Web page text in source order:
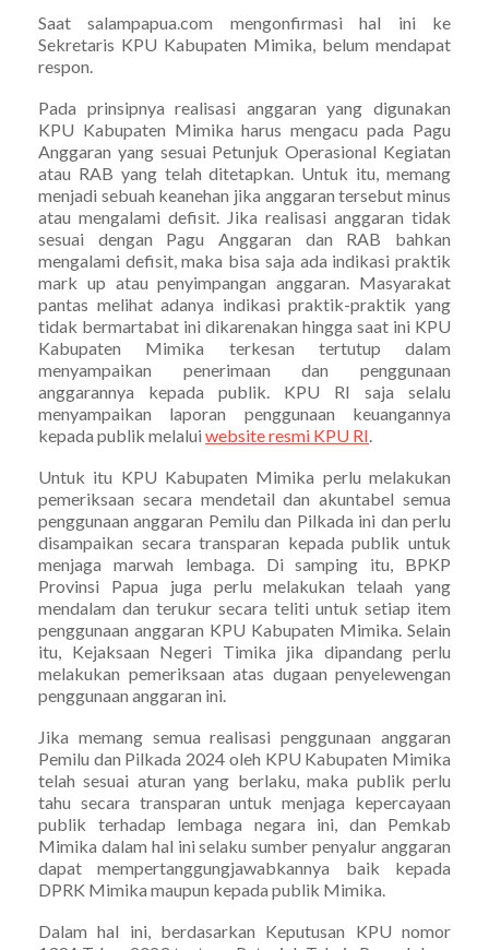
Saat salampapua.com mengonfirmasi hal ini ke
Sekretaris KPU Kabupaten Mimika, belum mendapat
respon.
Pada prinsipnya realisasi anggaran yang digunakan
KPU Kabupaten Mimika harus mengacu pada Pagu
Anggaran yang sesuai Petunjuk Operasional Kegiatan
atau RAB yang telah ditetapkan. Untuk itu, memang
menjadi sebuah keanehan jika anggaran tersebut minus
atau mengalami defisit. Jika realisasi anggaran tidak
sesuai dengan Pagu Anggaran dan RAB bahkan
mengalami defisit, maka bisa saja ada indikasi praktik
mark up atau penyimpangan anggaran. Masyarakat
pantas melihat adanya indikasi praktik-praktik yang
tidak bermartabat ini dikarenakan hingga saat ini KPU
Kabupaten Mimika terkesan tertutup dalam
menyampaikan penerimaan dan penggunaan
anggarannya kepada publik. KPU RI saja selalu
menyampaikan laporan penggunaan keuangannya
kepada publik melalui website resmi KPU RI
Untuk itu KPU Kabupaten Mimika perlu melakukan
pemeriksaan secara mendetail dan akuntabel semua
penggunaan anggaran Pemilu dan Pilkada ini dan perlu
disampaikan secara transparan kepada publik untuk
menjaga marwah lembaga. Di samping itu, BPKP
Provinsi Papua juga perlu melakukan telaah yang
mendalam dan terukur secara teliti untuk setiap item
penggunaan anggaran KPU Kabupaten Mimika. Selain
itu, Kejaksaan Negeri Timika jika dipandang perlu
melakukan pemeriksaan atas dugaan penyelewengan
penggunaan anggaran ini.
Jika memang semua realisasi penggunaan anggaran
Pemilu dan Pilkada 2024 oleh KPU Kabupaten Mimika
telah sesuai aturan yang berlaku, maka publik perlu
tahu secara transparan untuk menjaga kepercayaan
publik terhadap lembaga negara ini, dan Pemkab
Mimika dalam hal ini selaku sumber penyalur anggaran
dapat mempertanggungjawabkannya baik kepada
DPRK Mimika maupun kepada publik Mimika.
Dalam hal ini, berdasarkan Keputusan KPU nomor